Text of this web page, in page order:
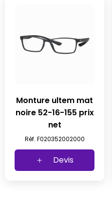
Monture ultem mat
noire 52-16-155 prix
net
Réf. F020352002000
Devis